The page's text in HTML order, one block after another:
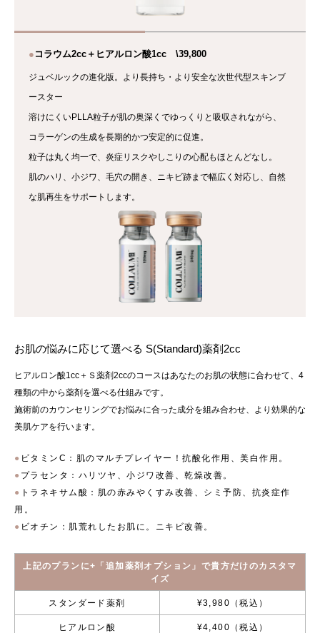
● コラウム2cc＋ヒアルロン酸1cc \39,800
ジュベルックの進化版。より長持ち・より安全な次世代型スキンブ
ースター
溶けにくいPLLA粒子が肌の奥深くでゆっくりと吸収されながら、
コラーゲンの生成を長期的かつ安定的に促進。
粒子は丸く均一で、炎症リスクやしこりの心配もほとんどなし。
肌のハリ、小ジワ、毛穴の開き、ニキビ跡まで幅広く対応し、自然
な肌再生をサポートします。
お肌の悩みに応じて選べる S(Standard)薬剤2cc
ヒアルロン酸1cc＋Ｓ薬剤2ccのコースはあなたのお肌の状態に合わせて、4
種類の中から薬剤を選べる仕組みです。
施術前のカウンセリングでお悩みに合った成分を組み合わせ、より効果的な
美肌ケアを行います。
ビタミンC：肌のマルチプレイヤー！抗酸化作用、美白作用。
プラセンタ：ハリツヤ、小ジワ改善、乾燥改善。
トラネキサム酸：肌の赤みやくすみ改善、シミ予防、抗炎症作
用。
ビオチン：肌荒れしたお肌に。ニキビ改善。
上記のプランに+「追加薬剤オプション」で貴方だけのカスタマ
イズ
スタンダード薬剤 ¥3,980（税込）
ヒアルロン酸 ¥4,400（税込）